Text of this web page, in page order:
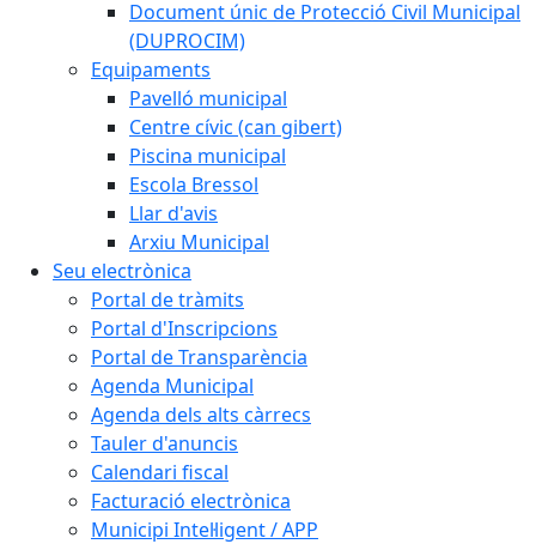
Document únic de Protecció Civil Municipal
(DUPROCIM)
Equipaments
Pavelló municipal
Centre cívic (can gibert)
Piscina municipal
Escola Bressol
Llar d'avis
Arxiu Municipal
Seu electrònica
Portal de tràmits
Portal d'Inscripcions
Portal de Transparència
Agenda Municipal
Agenda dels alts càrrecs
Tauler d'anuncis
Calendari fiscal
Facturació electrònica
Municipi Intel·ligent / APP